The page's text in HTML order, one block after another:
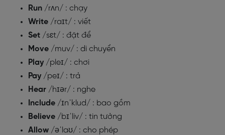
Run /rʌn/ : chạy
Write /raɪt/ : viết
Set /sɛt/ : đặt để
Move /muv/ : di chuyển
Play /pleɪ/ : chơi
Pay /peɪ/ : trả
Hear /hɪər/ : nghe
Include /ɪnˈklud/ : bao gồm
Believe /bɪˈliv/ : tin tưởng
Allow /əˈlaʊ/ : cho phép